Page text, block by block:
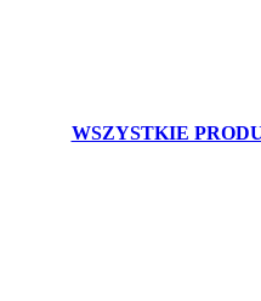
WSZYSTKIE